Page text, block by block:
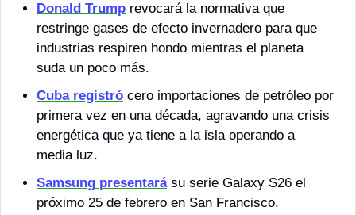
Donald Trump revocará la normativa que
restringe gases de efecto invernadero para que
industrias respiren hondo mientras el planeta
suda un poco más.
Cuba registró cero importaciones de petróleo por
primera vez en una década, agravando una crisis
energética que ya tiene a la isla operando a
media luz.
Samsung presentará su serie Galaxy S26 el
próximo 25 de febrero en San Francisco.